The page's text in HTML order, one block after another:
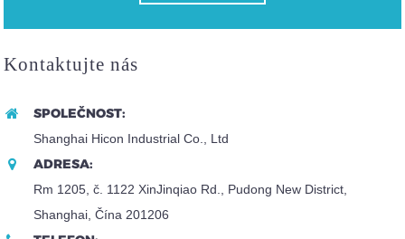
Kontaktujte nás
SPOLEČNOST:
Shanghai Hicon Industrial Co., Ltd
ADRESA:
Rm 1205, č. 1122 XinJinqiao Rd., Pudong New District,
Shanghai, Čína 201206